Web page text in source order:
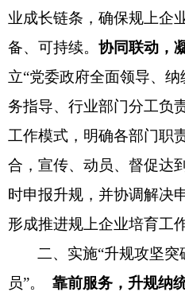
业成长链条，确保规上企
备、可持续。 协同联动，
立“党委政府全面领导、
务指导、行业部门分工负
工作模式，明确各部门职
合，宣传、动员、督促达
时申报升规，并协调解决
形成推进规上企业培育工
二、实施“升规攻坚突
员”。 靠前服务，升规纳